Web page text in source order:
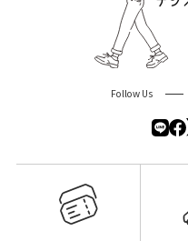
Follow Us